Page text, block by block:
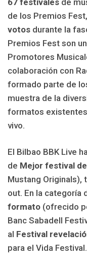
de los Premios
votos durante la
Premios Fest son
Promotores
colaboración con
formado parte de
muestra de la
formatos
vivo.
El Bilbao BBK Live
de Mejor festival
Mustang Originals),
out. En la categoría
formato (ofrecido
Banc Sabadell
al Festival
para el Vida Festival.